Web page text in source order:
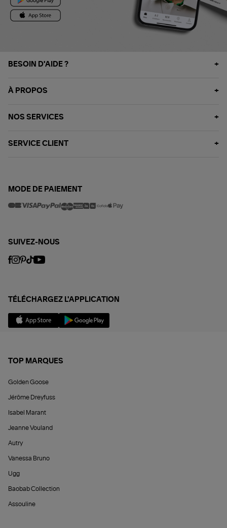
BESOIN D'AIDE ?
À PROPOS
NOS SERVICES
SERVICE CLIENT
MODE DE PAIEMENT
SUIVEZ-NOUS
TÉLÉCHARGEZ L'APPLICATION
TOP MARQUES
Golden Goose
Jérôme Dreyfuss
Isabel Marant
Jeanne Vouland
Autry
Vanessa Bruno
Ugg
Baobab Collection
Assouline